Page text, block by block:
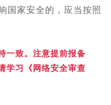
国家安全的，应当按照
一致。注意提前报备
学习《网络安全审查